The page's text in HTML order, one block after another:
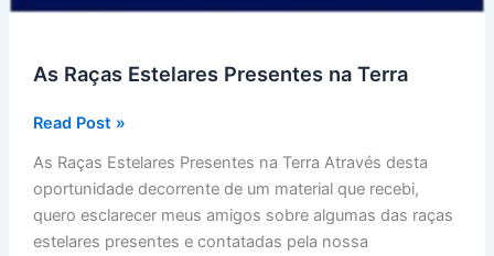
As Raças Estelares Presentes na Terra
As
Estelares
Presentes
na
Read Post »
As Raças Estelares Presentes na Terra Através desta
oportunidade decorrente de um material que recebi,
quero esclarecer meus amigos sobre algumas das raças
estelares presentes e contatadas pela nossa